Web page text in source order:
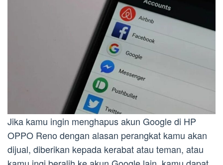
Jika kamu ingin menghapus akun Google di HP
OPPO Reno dengan alasan perangkat kamu akan
dijual, diberikan kepada kerabat atau teman, atau